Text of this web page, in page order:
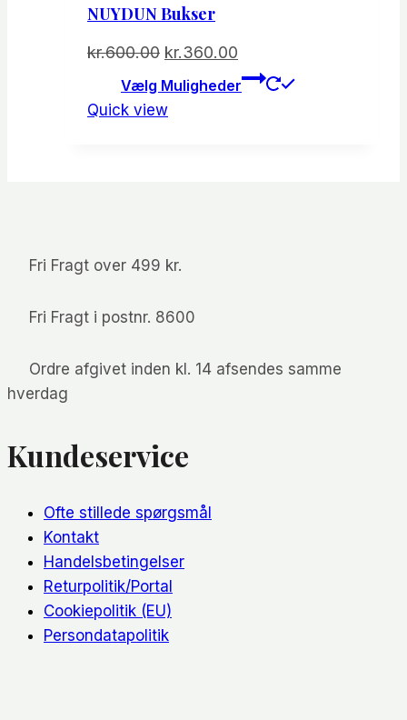
NUYDUN Bukser
kr.600.00 Den
oprindelige
pris
kr.360.00
aktuelle
Vælg Muligheder
Quick view
Fri Fragt over 499 kr.
Fri Fragt i postnr. 8600
Ordre afgivet inden kl. 14 afsendes samme
hverdag
Kundeservice
Ofte stillede spørgsmål
Kontakt
Handelsbetingelser
Returpolitik/Portal
Cookiepolitik (EU)
Persondatapolitik